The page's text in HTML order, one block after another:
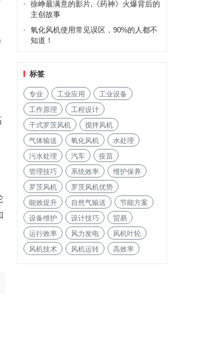
徐峥最满意的影片,《药神》火爆背后的
主创故事
氧化风机使用常见误区，90%的人都不
知道！
标签
专业 工业应用
工业设备
工作原理
工程设计
干式罗茨风机
搅拌风机
气体输送
氧化风机
水处理
污水处理
汽车
疫苗
管理技巧
系统效率
维护保养
罗茨风机
罗茨风机优势
能效提升
自然气输送
节能方案
设备维护
设计技巧
贸易
运行效率
风力发电
风机叶轮
风机技术
风机运转 高效率